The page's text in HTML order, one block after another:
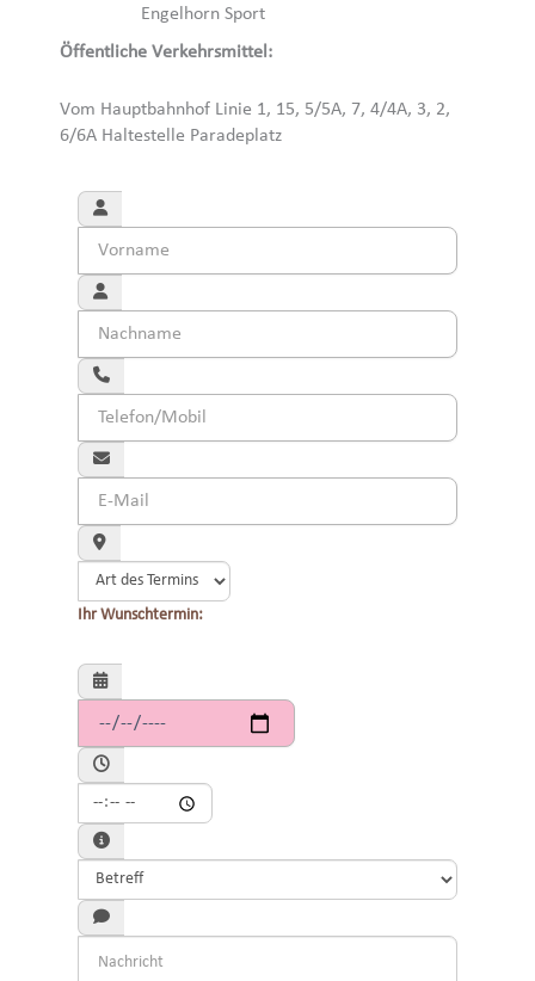
Engelhorn Sport
Öffentliche Verkehrsmittel:
Vom Hauptbahnhof Linie 1, 15, 5/5A, 7, 4/4A, 3, 2,
6/6A Haltestelle Paradeplatz
Ihr Wunschtermin: